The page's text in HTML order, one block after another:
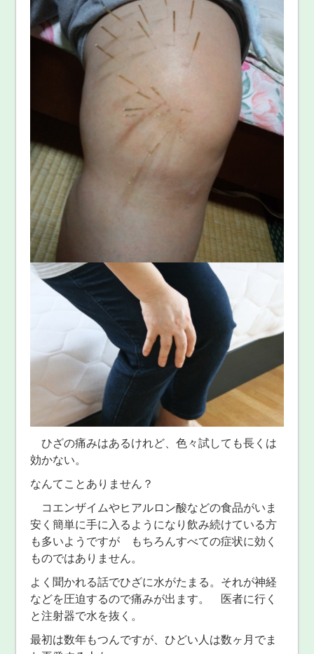
ひざの痛みはあるけれど、色々試しても長くは
効かない。
なんてことありません？
コエンザイムやヒアルロン酸などの食品がいま
安く簡単に手に入るようになり飲み続けている方
も多いようですが もちろんすべての症状に効く
ものではありません。
よく聞かれる話でひざに水がたまる。それが神経
などを圧迫するので痛みが出ます。 医者に行く
と注射器で水を抜く。
最初は数年もつんですが、ひどい人は数ヶ月でま